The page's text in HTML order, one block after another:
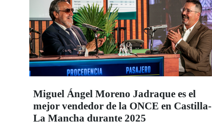
Miguel Ángel Moreno Jadraque es el
mejor vendedor de la ONCE en Castilla-
La Mancha durante 2025